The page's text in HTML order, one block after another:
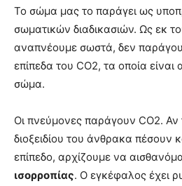
Το σώμα μας το παράγει ως
σωματικών διαδικασιών. Ως εκ
αναπνέουμε σωστά, δεν
επίπεδα του CO2, τα οποία είναι
σώμα.
Οι πνεύμονες παράγουν CO2. Αν
διοξειδίου του άνθρακα πέσουν
επίπεδο, αρχίζουμε να
ισορροπίας. Ο εγκέφαλος έχει